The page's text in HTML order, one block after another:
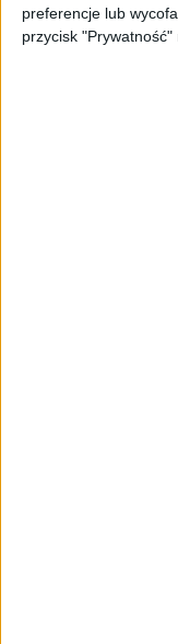
preferencje lub
przycisk "Prywatność"